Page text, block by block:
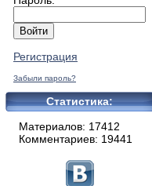
Регистрация
Забыли пароль?
Статистика:
Материалов: 17412
Комментариев: 19441